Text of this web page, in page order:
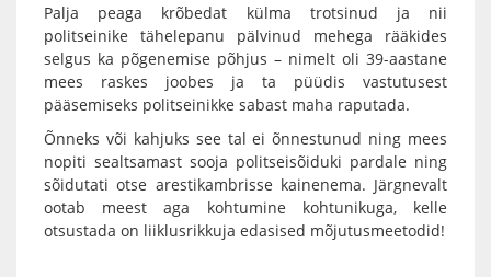
Palja peaga krõbedat külma trotsinud ja nii
politseinike tähelepanu pälvinud mehega rääkides
selgus ka põgenemise põhjus – nimelt oli 39-aastane
mees raskes joobes ja ta püüdis vastutusest
pääsemiseks politseinikke sabast maha raputada.
Õnneks või kahjuks see tal ei õnnestunud ning mees
nopiti sealtsamast sooja politseisõiduki pardale ning
sõidutati otse arestikambrisse kainenema. Järgnevalt
ootab meest aga kohtumine kohtunikuga, kelle
otsustada on liiklusrikkuja edasised mõjutusmeetodid!